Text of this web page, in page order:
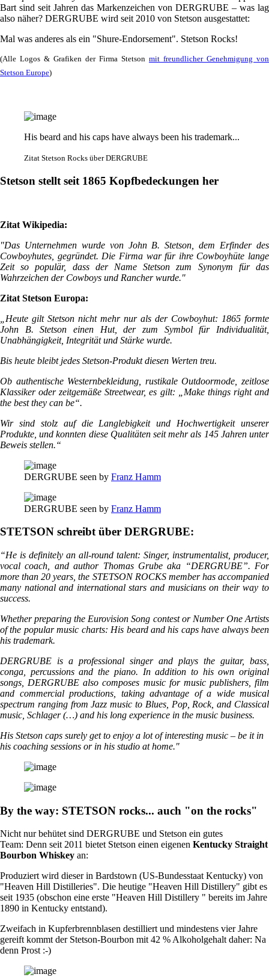
Bart sind seit Jahren das Markenzeichen von DERGRUBE – was lag
also näher? DERGRUBE wird seit 2010 von Stetson ausgestattet:
Mal was anderes als ein "Shure-Endorsement". Stetson Rocks!
(Alle Logos & Grafiken der Firma Stetson mit freundlicher Genehmigung von
Stetson Europe)
His beard and his caps have always been his trademark...
Zitat Stetson Rocks über DERGRUBE
Stetson stellt seit 1865 Kopfbedeckungen her
Zitat Wikipedia:
"Das Unternehmen wurde von John B. Stetson, dem Erfinder des
Cowboyhutes, gegründet. Die Firma war für ihre Cowboyhüte lange
Zeit so populär, dass der Name Stetson zum Synonym für das
Wahrzeichen der Cowboys und Rancher wurde."
Zitat Stetson Europa:
„Heute gilt Stetson nicht mehr nur als der Cowboyhut: 1865 formte
John B. Stetson einen Hut, der zum Symbol für Individualität,
Unabhängigkeit, Integrität und Stärke wurde.
Bis heute bleibt jedes Stetson-Produkt diesen Werten treu.
Ob authentische Westernbekleidung, rustikale Outdoormode, zeitlose
Klassiker oder zeitgemäße Streetwear, es gilt: „Make things right and
the best they can be“.
Wir sind stolz auf die Langlebigkeit und Hochwertigkeit unserer
Produkte, und konnten diese Qualitäten seit mehr als 145 Jahren unter
Beweis stellen.“
DERGRUBE seen by Franz Hamm
DERGRUBE seen by Franz Hamm
STETSON schreibt über DERGRUBE:
“He is definitely an all-round talent: Singer, instrumentalist, producer,
vocal coach, and author Thomas Grube aka “DERGRUBE”. For
more than 20 years, the STETSON ROCKS member has accompanied
many national and international stars and musicians on their way to
success.
Whether preparing the Eurovision Song contest or Number One Artists
of the popular music charts: His beard and his caps have always been
his trademark.
DERGRUBE is a professional singer and plays the guitar, bass,
conga, percussions and the piano. In addition to his own original
songs, DERGRUBE also composes music for music publishers, film
and commercial productions, taking advantage of a wide musical
spectrum ranging from Jazz music to Blues, Pop, Rock, and Classical
music, Schlager (…) and his long experience in the music business.
His Stetson caps surely get to enjoy a lot of interesting music – be it in
his coaching sessions or in his studio at home."
By the way: STETSON rocks... auch "on the rocks"
Nicht nur behütet sind DERGRUBE und Stetson ein gutes
Team: Denn seit 2011 bietet Stetson einen eigenen Kentucky Straight
Bourbon Whiskey an:
Produziert wird dieser in Bardstown (US-Bundesstaat Kentucky) von
"Heaven Hill Distilleries". Die heutige "Heaven Hill Distillery" gibt es
seit 1935 (obschon eine erste "Heaven Hill Distillery " bereits im Jahre
1890 in Kentucky entstand).
Zweifach in Kupferbrennblasen destilliert und mindestens vier Jahre
gereift kommt der Stetson-Bourbon mit 42 % Alkoholgehalt daher: Na
denn Prost :-)